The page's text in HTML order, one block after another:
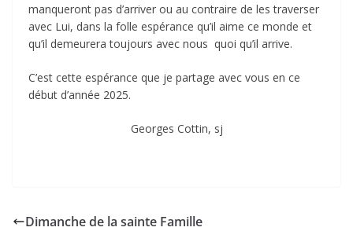
manqueront pas d’arriver ou au contraire de les traverser
avec Lui, dans la folle espérance qu’il aime ce monde et
qu’il demeurera toujours avec nous quoi qu’il arrive.
C’est cette espérance que je partage avec vous en ce
début d’année 2025.
Georges Cottin, sj
Dimanche de la sainte Famille